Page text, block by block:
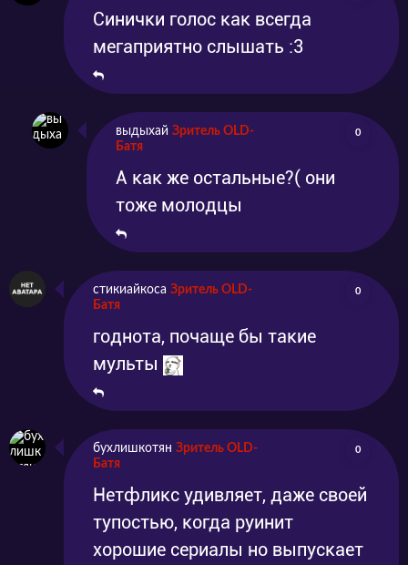
Синички голос как всегда
мегаприятно слышать :3
выдыхай Зритель OLD-
Батя
0
А как же остальные?( они
тоже молодцы
стикиайкоса Зритель OLD-
Батя
0
годнота, почаще бы такие
мульты
бухлишкотян Зритель OLD-
Батя
0
Нетфликс удивляет, даже своей
тупостью, когда руинит
хорошие сериалы но выпускает